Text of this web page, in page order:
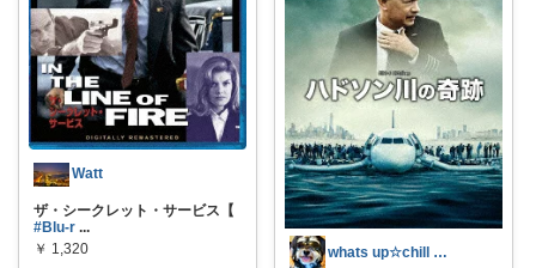
Watt
ザ・シークレット・サービス【
#Blu-r ...
￥ 1,320 whats up☆chill out